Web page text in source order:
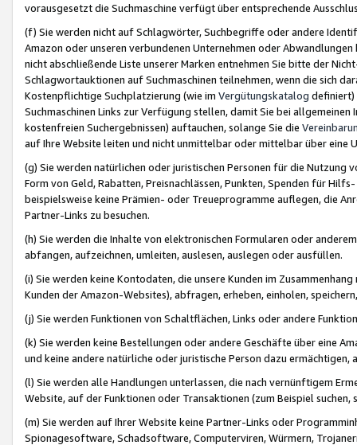
vorausgesetzt die Suchmaschine verfügt über entsprechende
(f) Sie werden nicht auf Schlagwörter, Suchbegriffe oder andere
Amazon oder unseren verbundenen Unternehmen oder
nicht abschließende Liste unserer Marken entnehmen Sie bitte der
Schlagwortauktionen auf Suchmaschinen teilnehmen, wenn die sich
Kostenpflichtige Suchplatzierung (wie im Vergütungskatalog definiert)
Suchmaschinen Links zur Verfügung stellen, damit Sie bei
kostenfreien Suchergebnissen) auftauchen, solange Sie die
auf Ihre Website leiten und nicht unmittelbar oder mittelbar über eine
(g) Sie werden natürlichen oder juristischen Personen für die Nutzung
Form von Geld, Rabatten, Preisnachlässen, Punkten, Spenden für
beispielsweise keine Prämien- oder Treueprogramme auflegen, die
Partner-Links zu besuchen.
(h) Sie werden die Inhalte von elektronischen Formularen oder
abfangen, aufzeichnen, umleiten, auslesen, auslegen oder ausfüllen.
(i) Sie werden keine Kontodaten, die unsere Kunden im
Kunden der Amazon-Websites), abfragen, erheben, einholen,
(j) Sie werden Funktionen von Schaltflächen, Links oder andere
(k) Sie werden keine Bestellungen oder andere Geschäfte über eine
und keine andere natürliche oder juristische Person dazu
(l) Sie werden alle Handlungen unterlassen, die nach vernünftigem
Website, auf der Funktionen oder Transaktionen (zum Beispiel
(m) Sie werden auf Ihrer Website keine Partner-Links oder
Spionagesoftware, Schadsoftware, Computerviren, Würmern,